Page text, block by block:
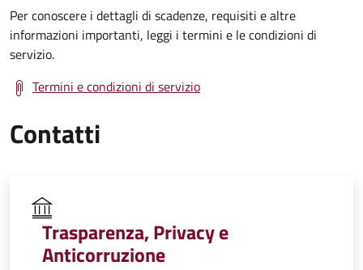
Per conoscere i dettagli di scadenze, requisiti e altre
informazioni importanti, leggi i termini e le condizioni di
servizio.
Termini e condizioni di servizio
Contatti
Trasparenza, Privacy e
Anticorruzione